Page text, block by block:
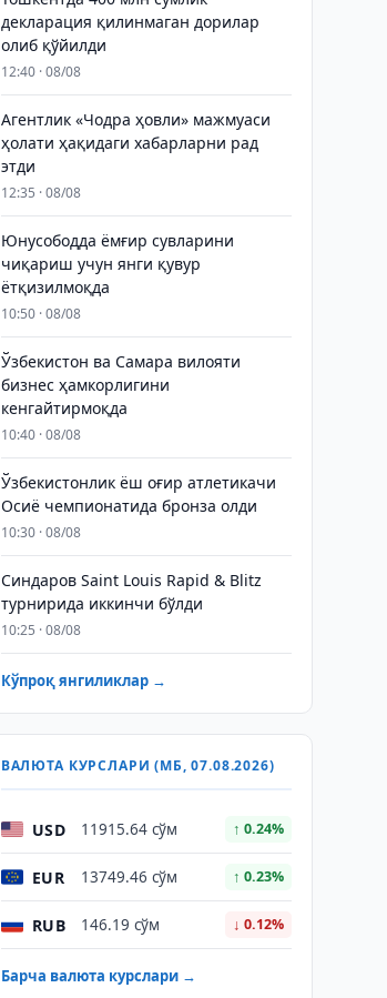
декларация қилинмаган дорилар
олиб қўйилди
12:40 · 08/08
Агентлик «Чодра ҳовли» мажмуаси
ҳолати ҳақидаги хабарларни рад
этди
12:35 · 08/08
Юнусободда ёмғир сувларини
чиқариш учун янги қувур
ётқизилмоқда
10:50 · 08/08
Ўзбекистон ва Самара вилояти
бизнес ҳамкорлигини
кенгайтирмоқда
10:40 · 08/08
Ўзбекистонлик ёш оғир атлетикачи
Осиё чемпионатида бронза олди
10:30 · 08/08
Синдаров Saint Louis Rapid & Blitz
турнирида иккинчи бўлди
10:25 · 08/08
Кўпроқ янгиликлар →
ВАЛЮТА КУРСЛАРИ (МБ, 07.08.2026)
USD 11915.64 сўм ↑ 0.24%
EUR 13749.46 сўм ↑ 0.23%
RUB 146.19 сўм ↓ 0.12%
Барча валюта курслари →